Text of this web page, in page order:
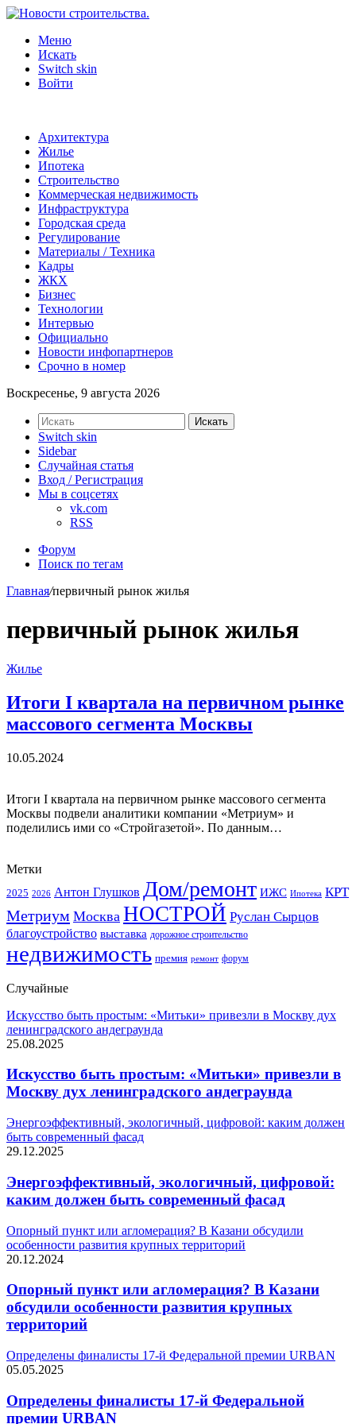
Меню
Искать
Switch skin
Войти
Архитектура
Жилье
Ипотека
Строительство
Коммерческая недвижимость
Инфраструктура
Городская среда
Регулирование
Материалы / Техника
Кадры
ЖКХ
Бизнес
Технологии
Интервью
Официально
Новости инфопартнеров
Срочно в номер
Воскресенье, 9 августа 2026
Искать
Switch skin
Sidebar
Случайная статья
Вход / Регистрация
Мы в соцсетях
vk.com
RSS
Форум
Поиск по тегам
Главная/первичный рынок жилья
первичный рынок жилья
Жилье
Итоги I квартала на первичном рынке
массового сегмента Москвы
10.05.2024
Итоги I квартала на первичном рынке массового сегмента
Москвы подвели аналитики компании «Метриум» и
поделились ими со «Стройгазетой». По данным…
Метки
2025 2026 Антон Глушков Дом/ремонт ИЖС Ипотека КРТ
Метриум Москва НОСТРОЙ Руслан Сырцов
благоустройство выставка дорожное строительство
недвижимость премия ремонт форум
Случайные
Искусство быть простым: «Митьки» привезли в Москву дух
ленинградского андеграунда
25.08.2025
Искусство быть простым: «Митьки» привезли в
Москву дух ленинградского андеграунда
Энергоэффективный, экологичный, цифровой: каким должен
быть современный фасад
29.12.2025
Энергоэффективный, экологичный, цифровой:
каким должен быть современный фасад
Опорный пункт или агломерация? В Казани обсудили
особенности развития крупных территорий
20.12.2024
Опорный пункт или агломерация? В Казани
обсудили особенности развития крупных
территорий
Определены финалисты 17-й Федеральной премии URBAN
05.05.2025
Определены финалисты 17-й Федеральной
премии URBAN